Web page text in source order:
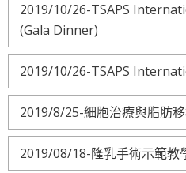
2019/10/26-TSAPS
(Gala Dinner)
2019/10/26-TSAPS
2019/8/25-細胞治療與脂肪
2019/08/18-隆乳手術示範教